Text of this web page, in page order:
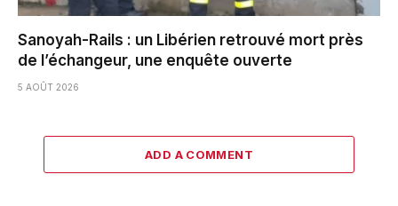
Sanoyah-Rails : un Libérien retrouvé mort près
de l’échangeur, une enquête ouverte
5 AOÛT 2026
ADD A COMMENT